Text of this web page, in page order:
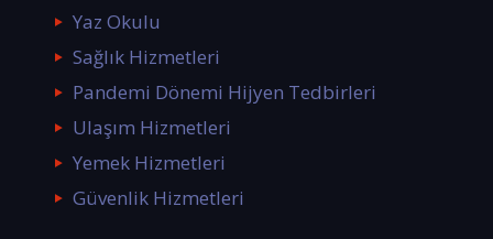
Yaz Okulu
Sağlık Hizmetleri
Pandemi Dönemi Hijyen Tedbirleri
Ulaşım Hizmetleri
Yemek Hizmetleri
Güvenlik Hizmetleri